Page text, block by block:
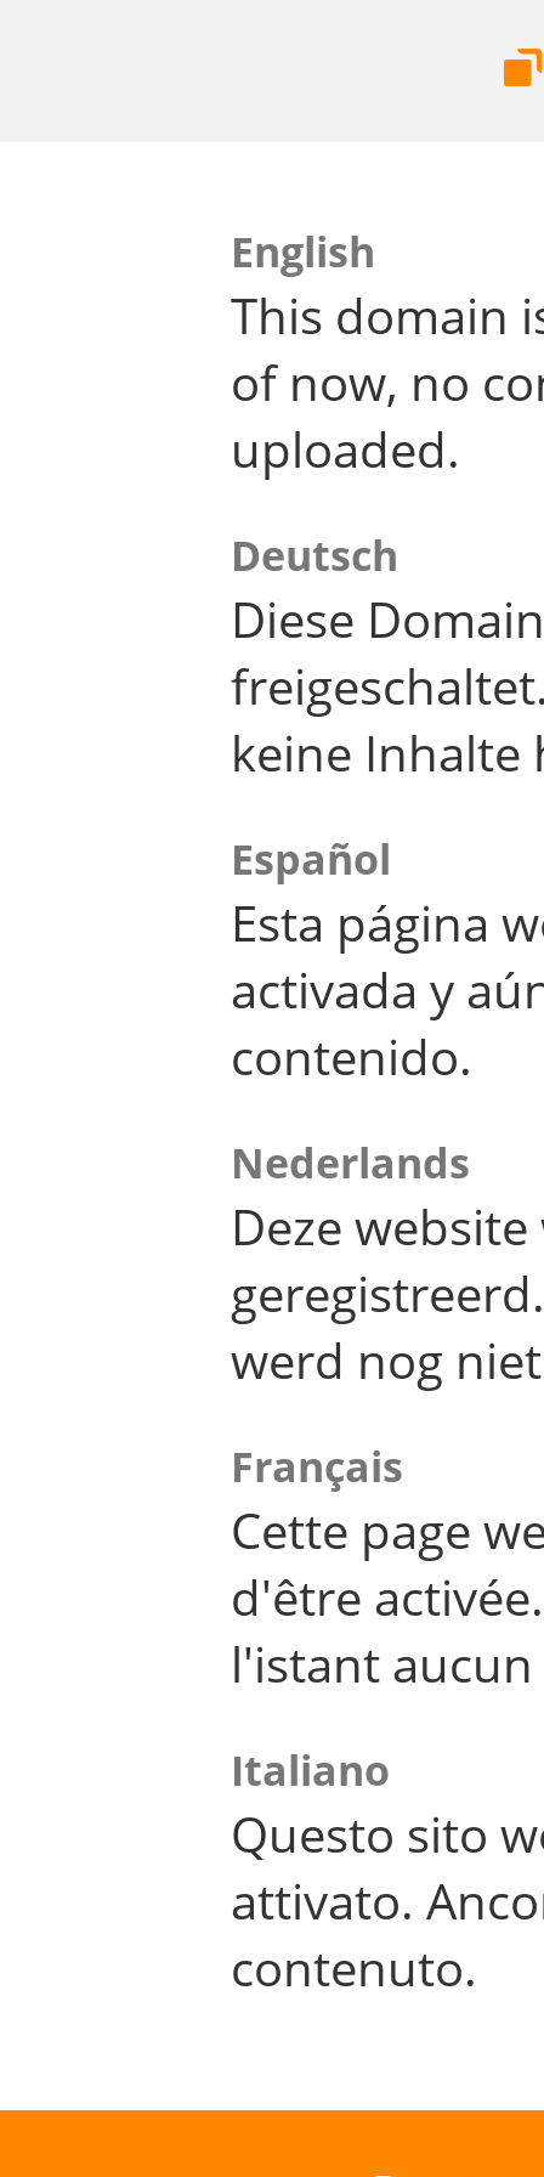
English
This domain
of now, no
uploaded.
Deutsch
Diese
keine Inhalte
Español
Esta página
activada y
contenido.
Nederlands
Deze
werd nog
Français
Cette page
d'être
l'istant
Italiano
Questo sito
attivato.
contenuto.